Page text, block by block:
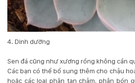
4. Dinh dưỡng
Sen đá cũng nhưxương rồng không cần
Các bạn có thể bổ sung thêm cho chậu
hoặc các loại phân tan chậm, phân bón